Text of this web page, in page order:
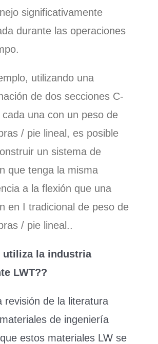
significativamente
durante las operaciones
utilizando una
de dos secciones C-
cada una con un peso de
/ pie lineal, es posible
un sistema de
que tenga la misma
a la flexión que una
en I tradicional de peso de
/ pie lineal..
utiliza la industria
LWT??
revisión de la literatura
de ingeniería
estos materiales LW se